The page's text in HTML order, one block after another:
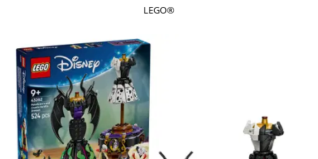
Banda protectie mobila copii
Sigurante pentru sertare si usi
Sigurante geamuri si usi glisante
Kituri de siguranta pentru copii si
bebelusi
Protectii casa
Protectii utile
LEGO®